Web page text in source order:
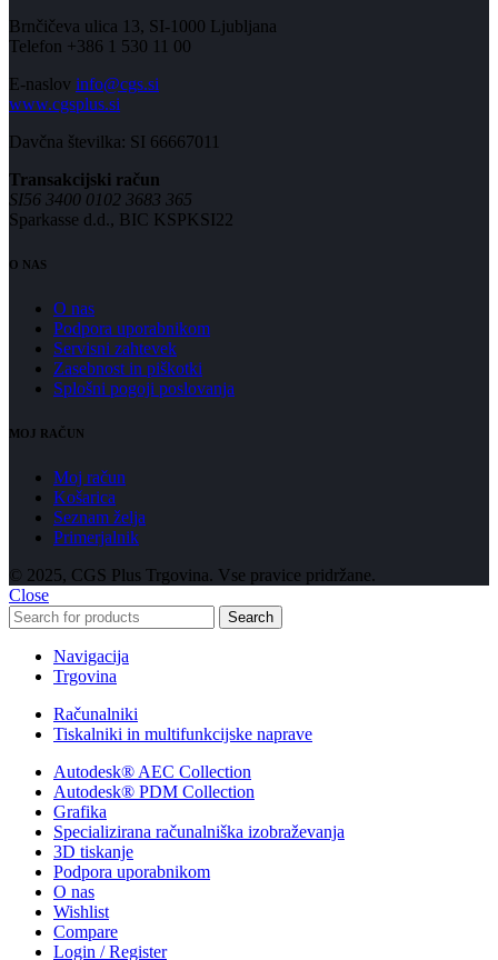
Brnčičeva ulica 13, SI-1000 Ljubljana
Telefon +386 1 530 11 00
E-naslov info@cgs.si
www.cgsplus.si
Davčna številka: SI 66667011
Transakcijski račun
SI56 3400 0102 3683 365
Sparkasse d.d., BIC KSPKSI22
O NAS
O nas
Podpora uporabnikom
Servisni zahtevek
Zasebnost in piškotki
Splošni pogoji poslovanja
MOJ RAČUN
Moj račun
Košarica
Seznam želja
Primerjalnik
© 2025, CGS Plus Trgovina. Vse pravice pridržane.
Close
Search
Navigacija
Trgovina
Računalniki
Tiskalniki in multifunkcijske naprave
Autodesk® AEC Collection
Autodesk® PDM Collection
Grafika
Specializirana računalniška izobraževanja
3D tiskanje
Podpora uporabnikom
O nas
Wishlist
Compare
Login / Register